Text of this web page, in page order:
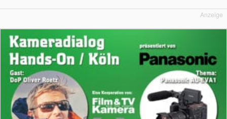
Anzeige